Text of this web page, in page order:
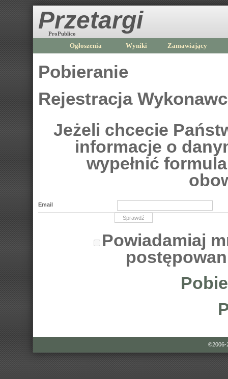
Przetargi
ProPublico
Ogłoszenia Wyniki Zamawiający
Pobieranie
Rejestracja
Jeżeli chcecie
informacje o
wypełnić
Email
Powiadamiaj
©2006-